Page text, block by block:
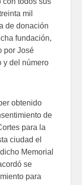
mil
de donación
fundación,
por José
y del número
obtenido
de
para la
ciudad el
Memorial
se
para